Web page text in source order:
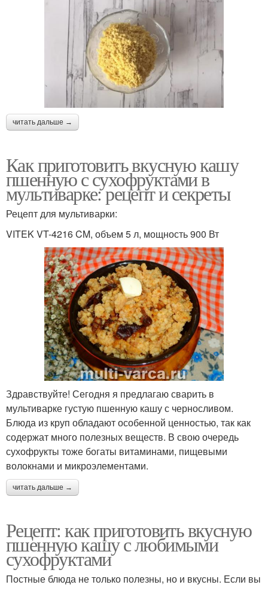
читать дальше →
Как приготовить вкусную кашу
пшенную с сухофруктами в
мультиварке: рецепт и секреты
Рецепт для мультиварки:
VITEK VT-4216 CM, объем 5 л, мощность 900 Вт
Здравствуйте! Сегодня я предлагаю сварить в
мультиварке густую пшенную кашу с черносливом.
Блюда из круп обладают особенной ценностью, так как
содержат много полезных веществ. В свою очередь
сухофрукты тоже богаты витаминами, пищевыми
волокнами и микроэлементами.
читать дальше →
Рецепт: как приготовить вкусную
пшенную кашу с любимыми
сухофруктами
Постные блюда не только полезны, но и вкусны. Если вы